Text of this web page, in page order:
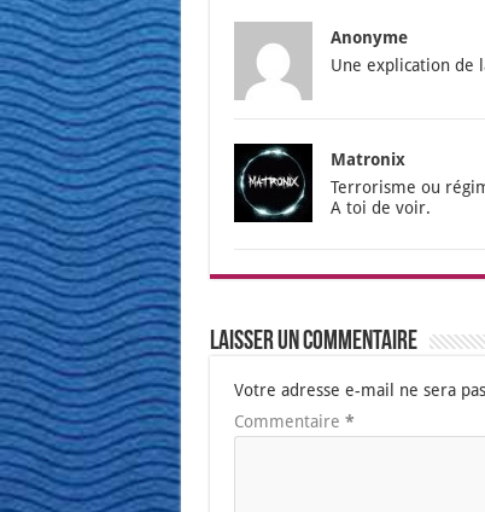
Anonyme
Une expli­ca­tion de
Matronix
Ter­ro­risme ou
A toi de voir.
Laisser un commentaire
Votre adresse e-mail ne sera
Commentaire *